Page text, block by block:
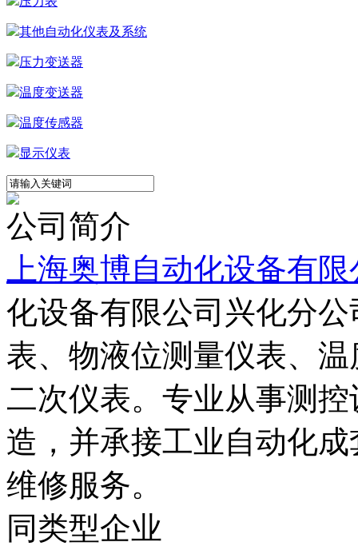
其他自动化仪表及系统
压力变送器
温度变送器
温度传感器
显示仪表
公司简介
上海奥博自动化设备有
化设备有限公司兴化分
表、物液位测量仪表、
二次仪表。专业从事测
造，并承接工业自动化
维修服务。
同类型企业